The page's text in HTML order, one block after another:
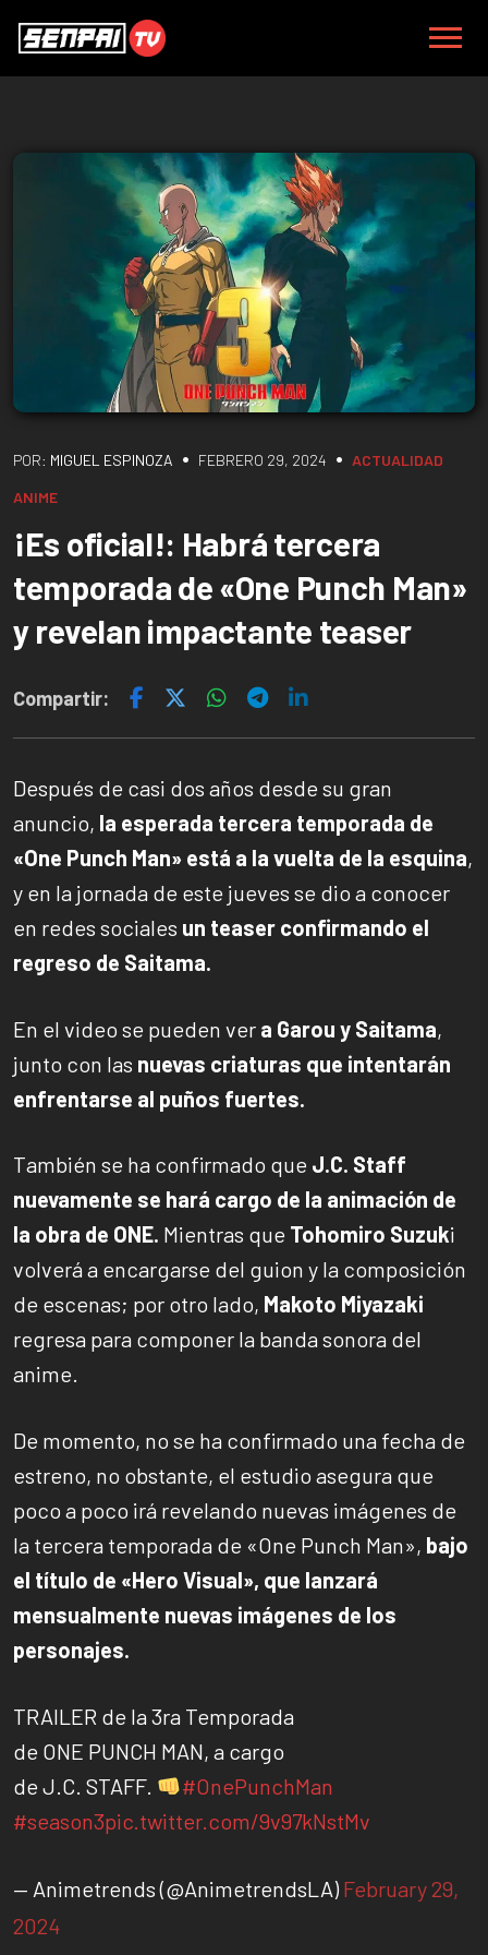
POR: MIGUEL ESPINOZA • FEBRERO 29, 2024 • ACTUALIDAD
ANIME
¡Es oficial!: Habrá tercera
temporada de «One Punch Man»
y revelan impactante teaser
Compartir:
Después de casi dos años desde su gran
anuncio, la esperada tercera temporada de
«One Punch Man» está a la vuelta de la esquina,
y en la jornada de este jueves se dio a conocer
en redes sociales un teaser confirmando el
regreso de Saitama.
En el video se pueden ver a Garou y Saitama,
junto con las nuevas criaturas que intentarán
enfrentarse al puños fuertes.
También se ha confirmado que J.C. Staff
nuevamente se hará cargo de la animación de
la obra de ONE. Mientras que Tohomiro Suzuki
volverá a encargarse del guion y la composición
de escenas; por otro lado, Makoto Miyazaki
regresa para componer la banda sonora del
anime.
De momento, no se ha confirmado una fecha de
estreno, no obstante, el estudio asegura que
poco a poco irá revelando nuevas imágenes de
la tercera temporada de «One Punch Man», bajo
el título de «Hero Visual», que lanzará
mensualmente nuevas imágenes de los
personajes.
TRAILER de la 3ra Temporada
de ONE PUNCH MAN, a cargo
de J.C. STAFF.
#OnePunchMan
#season3pic.twitter.com/9v97kNstMv
— Animetrends (@AnimetrendsLA) February 29,
2024